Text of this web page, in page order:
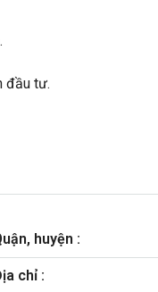
đầu tư.
huyện :
chỉ :